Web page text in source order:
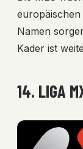
Namen
Kader ist
14. LIGA